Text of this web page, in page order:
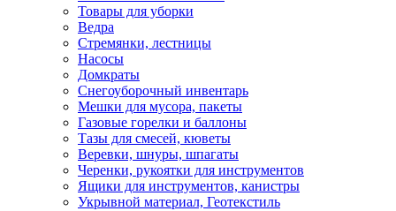
Товары для уборки
Ведра
Стремянки, лестницы
Насосы
Домкраты
Снегоуборочный инвентарь
Мешки для мусора, пакеты
Газовые горелки и баллоны
Тазы для смесей, кюветы
Веревки, шнуры, шпагаты
Черенки, рукоятки для инструментов
Ящики для инструментов, канистры
Укрывной материал, Геотекстиль